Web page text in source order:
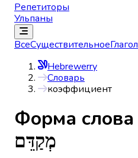
Репетиторы
Ульпаны
ВсеСуществительноеГлагол
Hebrewerry
Словарь
коэффициент
Форма слова
מְקַדֵּם